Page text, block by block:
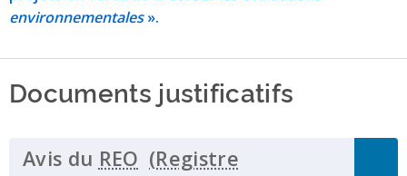
environnementales».
Documents justificatifs
Avis du REO